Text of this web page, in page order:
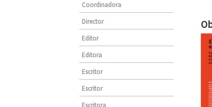
Coordinadora
Director
Editor
Editora
Escritor
Escritor
Escritora